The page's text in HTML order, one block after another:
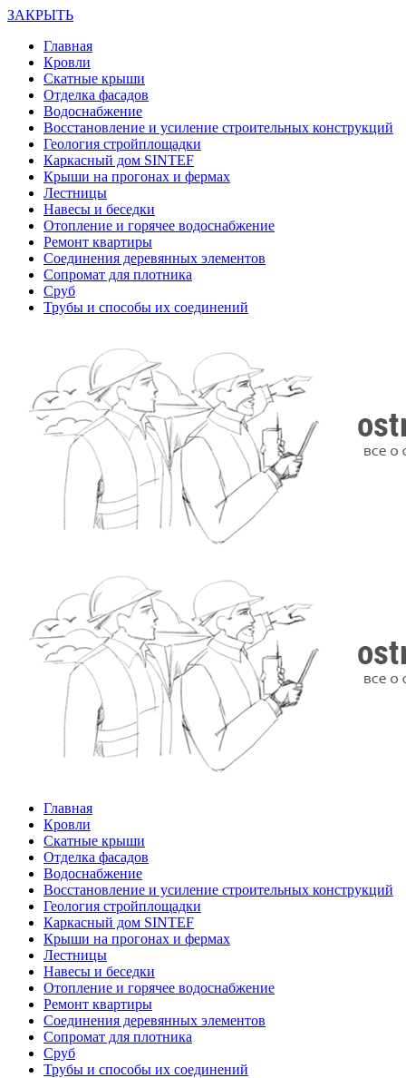
ЗАКРЫТЬ
Главная
Кровли
Скатные крыши
Отделка фасадов
Водоснабжение
Восстановление и усиление строительных конструкций
Геология стройплощадки
Каркасный дом SINTEF
Крыши на прогонах и фермах
Лестницы
Навесы и беседки
Отопление и горячее водоснабжение
Ремонт квартиры
Соединения деревянных элементов
Сопромат для плотника
Сруб
Трубы и способы их соединений
Главная
Кровли
Скатные крыши
Отделка фасадов
Водоснабжение
Восстановление и усиление строительных конструкций
Геология стройплощадки
Каркасный дом SINTEF
Крыши на прогонах и фермах
Лестницы
Навесы и беседки
Отопление и горячее водоснабжение
Ремонт квартиры
Соединения деревянных элементов
Сопромат для плотника
Сруб
Трубы и способы их соединений